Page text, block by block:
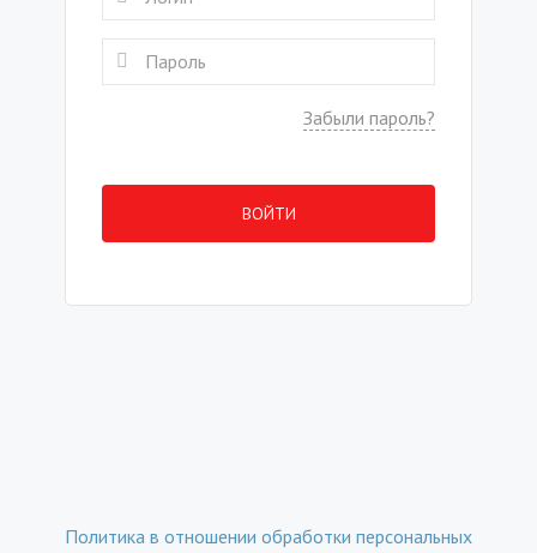
Забыли пароль?
ВОЙТИ
Политика в отношении обработки персональных